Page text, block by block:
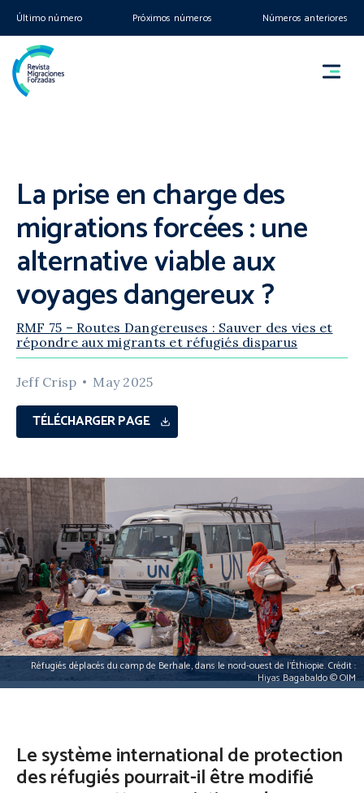
Último número Próximos números Números anteriores
La prise en charge des
migrations forcées : une
alternative viable aux
voyages dangereux ?
RMF 75 – Routes Dangereuses : Sauver des vies et
répondre aux migrants et réfugiés disparus
Jeff Crisp May 2025
TÉLÉCHARGER PAGE
Réfugiés déplacés du camp de Berhale, dans le nord-ouest de l’Éthiopie. Crédit :
Hiyas Bagabaldo © OIM
Le système international de protection
des réfugiés pourrait-il être modifié